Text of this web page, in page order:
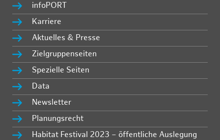
infoPORT
Karriere
Aktuelles & Presse
Zielgruppenseiten
Spezielle Seiten
Data
Newsletter
Planungsrecht
Habitat Festival 2023 – öffentliche Auslegung